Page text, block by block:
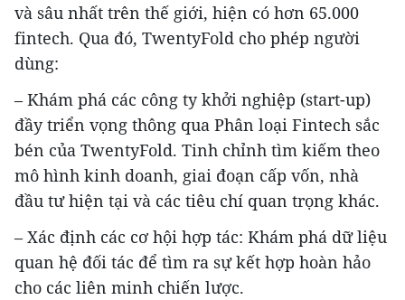
và sâu nhất trên thế giới, hiện có hơn 65.000
fintech. Qua đó, TwentyFold cho phép người
dùng:
– Khám phá các công ty khởi nghiệp (start-up)
đầy triển vọng thông qua Phân loại Fintech sắc
bén của TwentyFold. Tinh chỉnh tìm kiếm theo
mô hình kinh doanh, giai đoạn cấp vốn, nhà
đầu tư hiện tại và các tiêu chí quan trọng khác.
– Xác định các cơ hội hợp tác: Khám phá dữ liệu
quan hệ đối tác để tìm ra sự kết hợp hoàn hảo
cho các liên minh chiến lược.